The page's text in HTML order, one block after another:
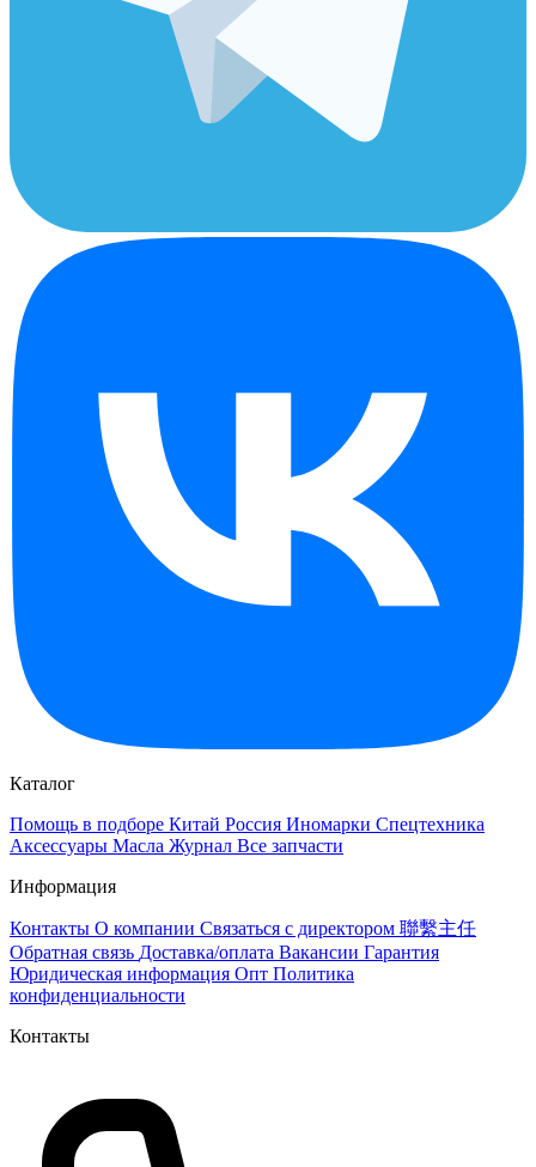
Каталог
Помощь в подборе Китай Россия Иномарки Спецтехника
Аксессуары Масла Журнал Все запчасти
Информация
Контакты О компании Связаться с директором 聯繫主任
Обратная связь Доставка/оплата Вакансии Гарантия
Юридическая информация Опт Политика
конфиденциальности
Контакты